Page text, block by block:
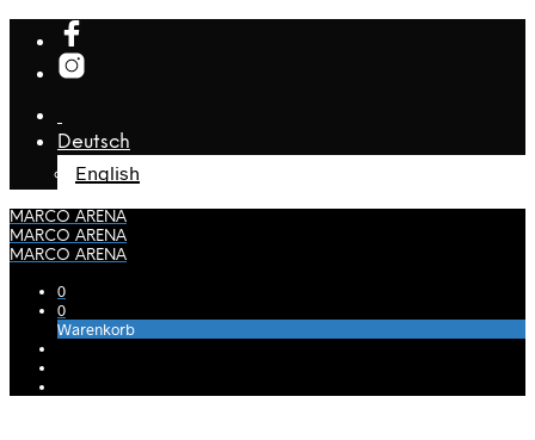
Deutsch
English
MARCO ARENA
MARCO ARENA
MARCO ARENA
0
0
Warenkorb